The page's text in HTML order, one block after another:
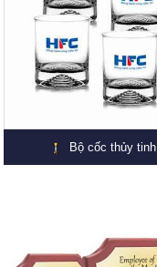
Bộ cốc thủy tinh